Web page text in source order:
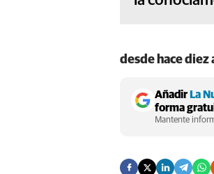
desde hace diez
AñadirLa
forma
Mantente